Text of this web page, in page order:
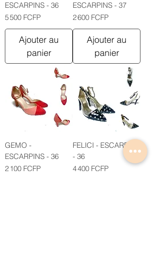
ESCARPINS - 36
Prix
5 500 FCFP
Ajouter au
panier
ESCARPINS - 37
Prix
2 600 FCFP
Ajouter au
panier
GEMO -
ESCARPINS - 36
Prix
2 100 FCFP
FELICI - ESCARPINS
- 36
Prix
4 400 FCFP